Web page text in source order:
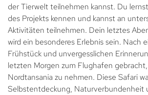
der Tierwelt teilnehmen kannst. Du
des Projekts kennen und kannst an
Aktivitäten teilnehmen. Dein letztes
wird ein besonderes Erlebnis sein. Nach
Frühstück und unvergesslichen
letzten Morgen zum Flughafen
Nordtansania zu nehmen. Diese Safari
Selbstentdeckung, Naturverbundenheit